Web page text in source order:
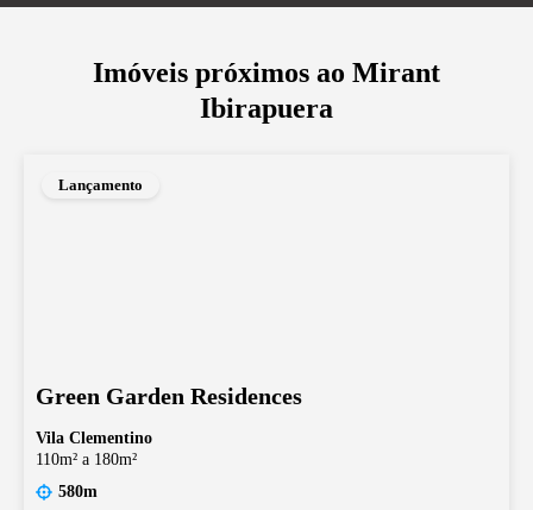
Imóveis próximos ao Mirant
Ibirapuera
Lançamento
Green Garden Residences
Vila Clementino
110m² a 180m²
580m